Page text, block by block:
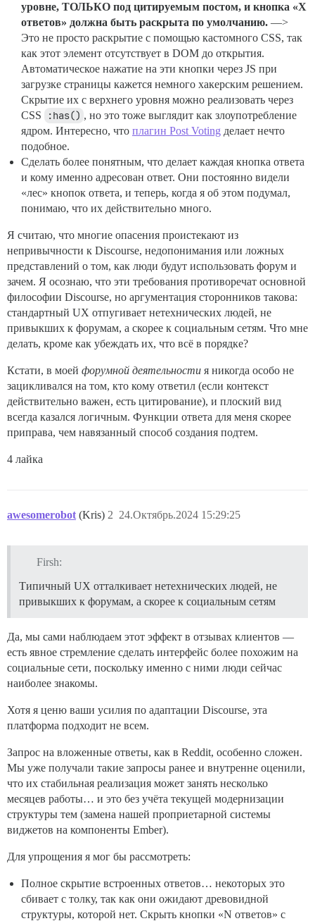
уровне, ТОЛЬКО под цитируемым постом, и кнопка «X
ответов» должна быть раскрыта по умолчанию. —>
Это не просто раскрытие с помощью кастомного CSS, так
как этот элемент отсутствует в DOM до открытия.
Автоматическое нажатие на эти кнопки через JS при
загрузке страницы кажется немного хакерским решением.
Скрытие их с верхнего уровня можно реализовать через
CSS
:has() , но это тоже выглядит как злоупотребление
ядром. Интересно, что плагин Post Voting делает нечто
подобное.
Сделать более понятным, что делает каждая кнопка ответа
и кому именно адресован ответ. Они постоянно видели
«лес» кнопок ответа, и теперь, когда я об этом подумал,
понимаю, что их действительно много.
Я считаю, что многие опасения проистекают из
непривычности к Discourse, недопонимания или ложных
представлений о том, как люди будут использовать форум и
зачем. Я осознаю, что эти требования противоречат основной
философии Discourse, но аргументация сторонников такова:
стандартный UX отпугивает нетехнических людей, не
привыкших к форумам, а скорее к социальным сетям. Что мне
делать, кроме как убеждать их, что всё в порядке?
Кстати, в моей форумной деятельности я никогда особо не
зацикливался на том, кто кому ответил (если контекст
действительно важен, есть цитирование), и плоский вид
всегда казался логичным. Функции ответа для меня скорее
приправа, чем навязанный способ создания подтем.
4 лайка
awesomerobot (Kris) 24.Октябрь.2024 15:29:25
2
Firsh:
Типичный UX отталкивает нетехнических людей, не
привыкших к форумам, а скорее к социальным сетям
Да, мы сами наблюдаем этот эффект в отзывах клиентов —
есть явное стремление сделать интерфейс более похожим на
социальные сети, поскольку именно с ними люди сейчас
наиболее знакомы.
Хотя я ценю ваши усилия по адаптации Discourse, эта
платформа подходит не всем.
Запрос на вложенные ответы, как в Reddit, особенно сложен.
Мы уже получали такие запросы ранее и внутренне оценили,
что их стабильная реализация может занять несколько
месяцев работы… и это без учёта текущей модернизации
структуры тем (замена нашей проприетарной системы
виджетов на компоненты Ember).
Для упрощения я мог бы рассмотреть:
Полное скрытие встроенных ответов… некоторых это
сбивает с толку, так как они ожидают древовидной
структуры, которой нет. Скрыть кнопки «N ответов» с